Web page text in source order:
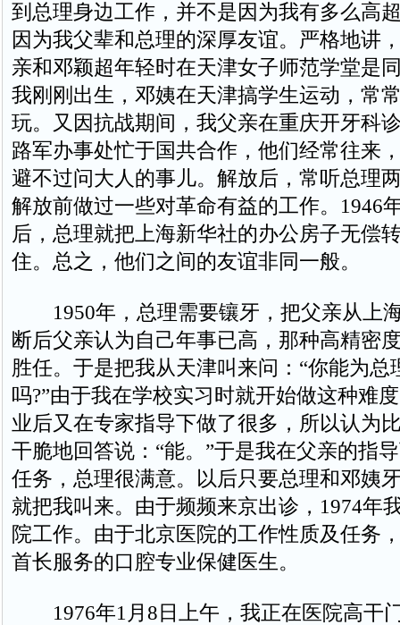
到总理身边工作，并不是因为我有多么高
因为我父辈和总理的深厚友谊。严格地讲
亲和邓颖超年轻时在天津女子师范学堂是
我刚刚出生，邓姨在天津搞学生运动，常
玩。又因抗战期间，我父亲在重庆开牙科
路军办事处忙于国共合作，他们经常往来
避不过问大人的事儿。解放后，常听总理
解放前做过一些对革命有益的工作。1946
后，总理就把上海新华社的办公房子无偿
住。总之，他们之间的友谊非同一般。
1950年，总理需要镶牙，把父亲从上
断后父亲认为自己年事已高，那种高精密
胜任。于是把我从天津叫来问：“你能为总
吗?”由于我在学校实习时就开始做这种难
业后又在专家指导下做了很多，所以认为
干脆地回答说：“能。”于是我在父亲的指
任务，总理很满意。以后只要总理和邓姨
就把我叫来。由于频频来京出诊，1974年
院工作。由于北京医院的工作性质及任务
首长服务的口腔专业保健医生。
1976年1月8日上午，我正在医院高干